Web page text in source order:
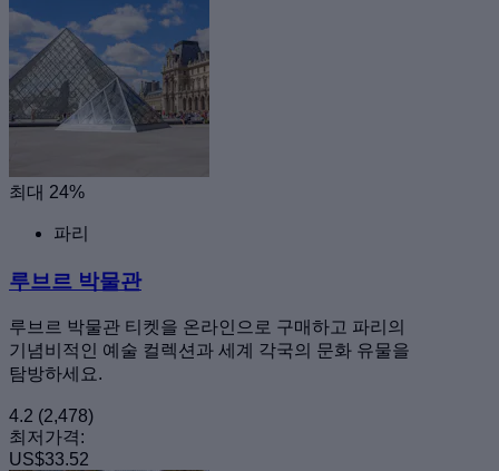
최대 24%
파리
루브르 박물관
루브르 박물관 티켓을 온라인으로 구매하고 파리의
기념비적인 예술 컬렉션과 세계 각국의 문화 유물을
탐방하세요.
4.2 (2,478)
최저가격:
US$33.52